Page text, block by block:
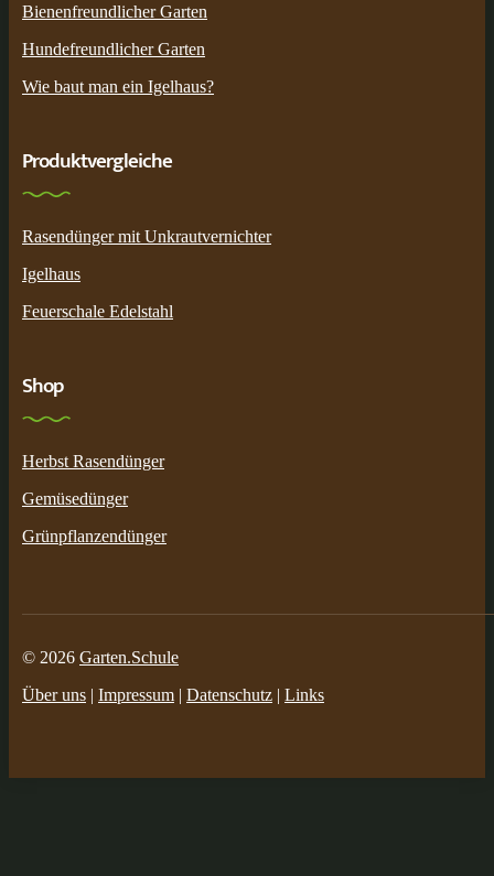
Bienenfreundlicher Garten
Hundefreundlicher Garten
Wie baut man ein Igelhaus?
Produktvergleiche
Rasendünger mit Unkrautvernichter
Igelhaus
Feuerschale Edelstahl
Shop
Herbst Rasendünger
Gemüsedünger
Grünpflanzendünger
© 2026 Garten.Schule
Über uns | Impressum | Datenschutz | Links